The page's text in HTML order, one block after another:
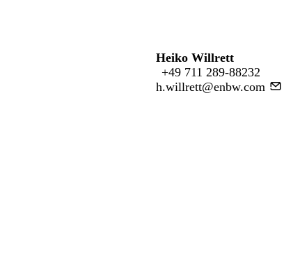
Heiko Willrett
+49 711 289-88232
h.willrett@enbw.com